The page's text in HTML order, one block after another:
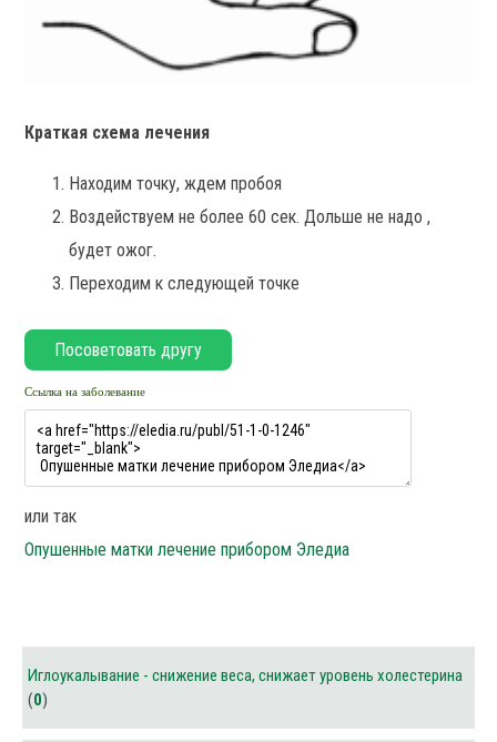
Краткая схема лечения
Находим точку, ждем пробоя
Воздействуем не более 60 сек. Дольше не надо ,
будет ожог.
Переходим к следующей точке
Ссылка на заболевание
или так
Опушенные матки лечение прибором Эледиа
Иглоукалывание - снижение веса, снижает уровень холестерина
(0)